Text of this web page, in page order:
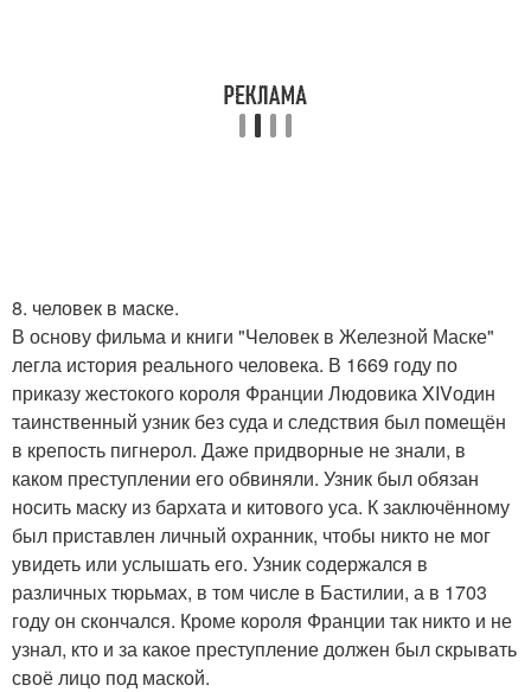
8. человек в маске.
В основу фильма и книги "Человек в Железной Маске"
легла история реального человека. В 1669 году по
приказу жестокого короля Франции Людовика XIVодин
таинственный узник без суда и следствия был помещён
в крепость пигнерол. Даже придворные не знали, в
каком преступлении его обвиняли. Узник был обязан
носить маску из бархата и китового уса. К заключённому
был приставлен личный охранник, чтобы никто не мог
увидеть или услышать его. Узник содержался в
различных тюрьмах, в том числе в Бастилии, а в 1703
году он скончался. Кроме короля Франции так никто и не
узнал, кто и за какое преступление должен был скрывать
своё лицо под маской.